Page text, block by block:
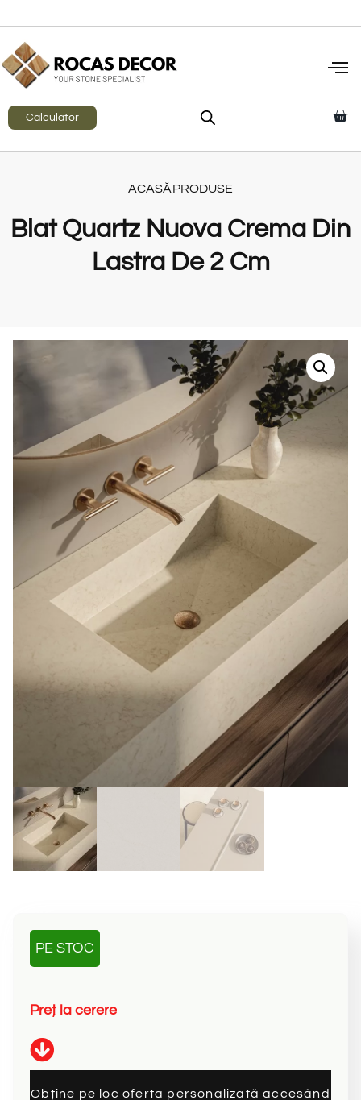
Calculator
ACASĂPRODUSE
Blat Quartz Nuova Crema Din
Lastra De 2 Cm
PE STOC
Preț la cerere
Obține pe loc oferta personalizată accesând